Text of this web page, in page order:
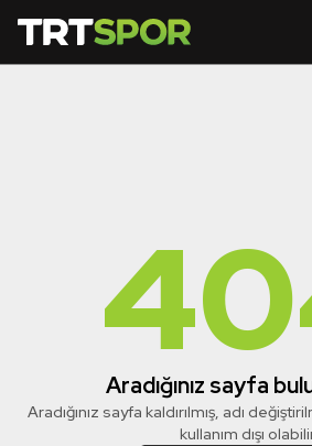
Aradığınız sayfa
Aradığınız sayfa kaldırılmış, adı
kullanım dışı